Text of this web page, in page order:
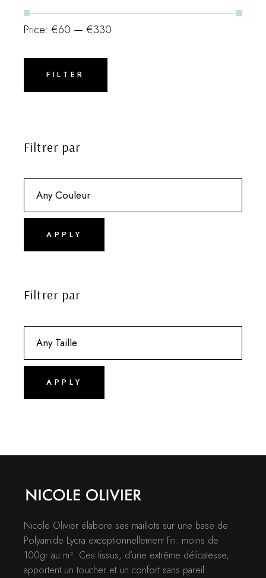
Min
Max
FILTER
Price:€60 —€330
Filtrer par
APPLY
Filtrer par
APPLY
Nicole Olivier élabore ses maillots sur une base de
Polyamide Lycra exceptionnellement fin: moins de
100gr au m². Ces tissus, d’une extrême délicatesse,
apportent un toucher et un confort sans pareil.